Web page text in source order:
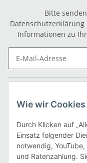
Bitte
Datenschutzerklärung
Informationen zu
Informationen
Zahlarten
Wie wir
Durch Klicken auf
Einsatz folgender
notwendig,
und Ratenzahlung.